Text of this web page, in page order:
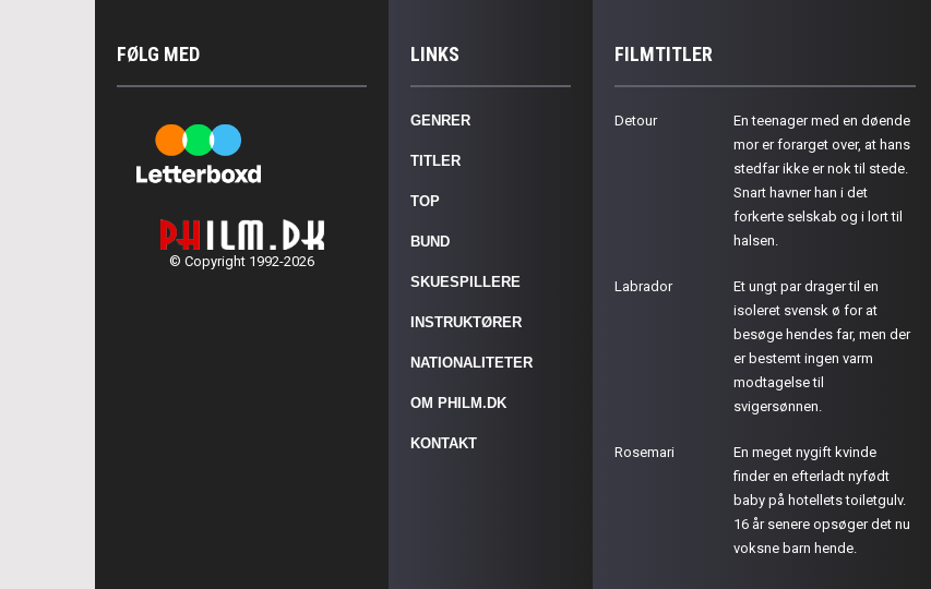
FØLG MED
© Copyright 1992-2026
LINKS
GENRER
TITLER
TOP
BUND
SKUESPILLERE
INSTRUKTØRER
NATIONALITETER
OM PHILM.DK
KONTAKT
FILMTITLER
Detour
En teenager med en døende
mor er forarget over, at hans
stedfar ikke er nok til stede.
Snart havner han i det
forkerte selskab og i lort til
halsen.
Labrador
Et ungt par drager til en
isoleret svensk ø for at
besøge hendes far, men der
er bestemt ingen varm
modtagelse til
svigersønnen.
Rosemari
En meget nygift kvinde
finder en efterladt nyfødt
baby på hotellets toiletgulv.
16 år senere opsøger det nu
voksne barn hende.